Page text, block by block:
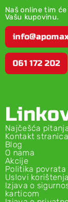
Naš online tim
Vašu kupovinu.
061 172 202
Najčešća
Kontakt stranica
Blog
O nama
Akcije
Politika
Uslovi korištenja
Izjava o
karticom